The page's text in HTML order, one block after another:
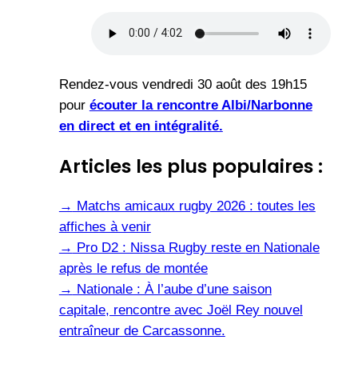
Rendez-vous vendredi 30 août des 19h15
pour écouter la rencontre Albi/Narbonne
en direct et en intégralité.
Articles les plus populaires :
→ Matchs amicaux rugby 2026 : toutes les
affiches à venir
→ Pro D2 : Nissa Rugby reste en Nationale
après le refus de montée
→ Nationale : À l’aube d’une saison
capitale, rencontre avec Joël Rey nouvel
entraîneur de Carcassonne.